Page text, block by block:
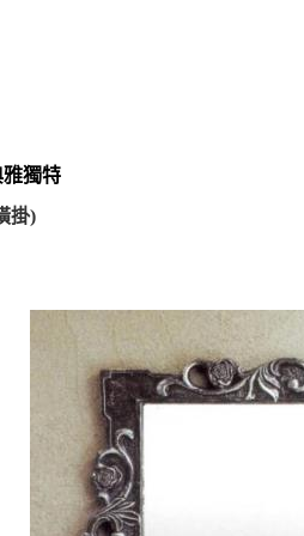
獨特
掛)